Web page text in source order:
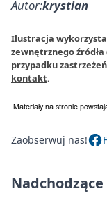
Autor:krystian
Ilustracja
zewnętrznego
przypadku
kontakt.
Zaobserwuj nas!